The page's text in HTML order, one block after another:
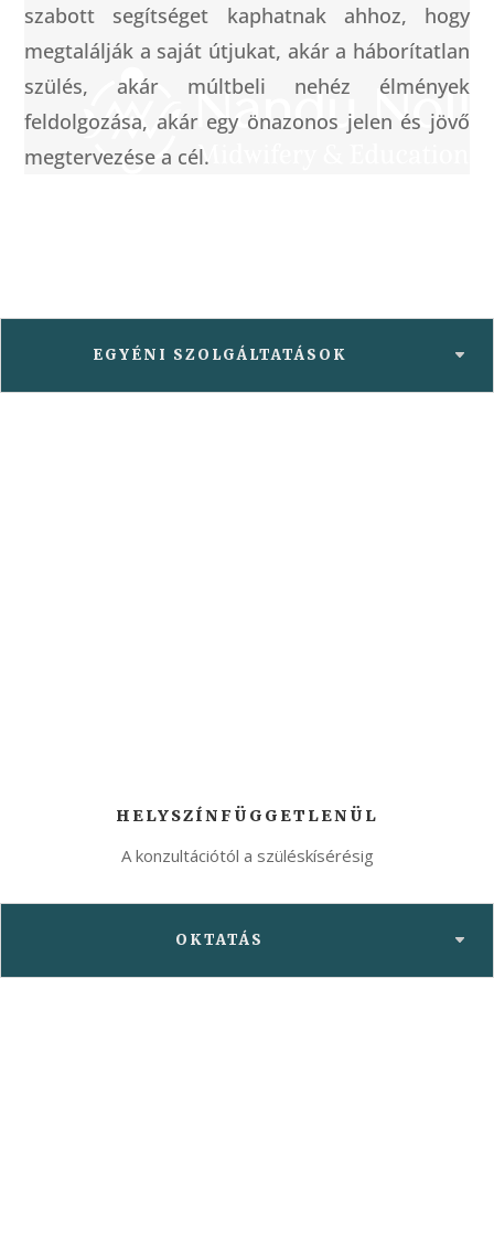
szabott segítséget kaphatnak ahhoz, hogy
megtalálják a saját útjukat, akár a háborítatlan
szülés, akár múltbeli nehéz élmények
feldolgozása, akár egy önazonos jelen és jövő
megtervezése a cél.
EGYÉNI SZOLGÁLTATÁSOK
HELYSZÍNFÜGGETLENÜL
A konzultációtól a szüléskísérésig
OKTATÁS